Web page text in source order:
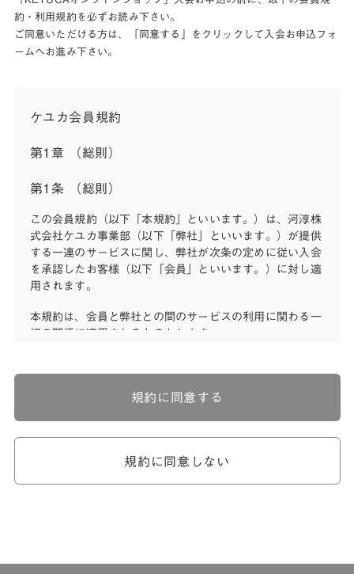
約・利用規約を必ずお読み下さい。
ご同意いただける方は、「同意する」をクリックして入会お申込フォ
ームへお進み下さい。
ケユカ会員規約
第1章 （総則）
第1条 （総則）
この会員規約（以下「本規約」といいます。）は、河淳株
式会社ケユカ事業部（以下「弊社」といいます。）が提供
する一連のサービスに関し、弊社が次条の定めに従い入会
を承認したお客様（以下「会員」といいます。）に対し適
用されます。
本規約は、会員と弊社との間のサービスの利用に関わる一
切の関係に適用されるものとします。
ら個別規定はその名称のいかんに関わらず、本規約の一部
めが優先されるものとします。
規約に同意しない
規約に同意する